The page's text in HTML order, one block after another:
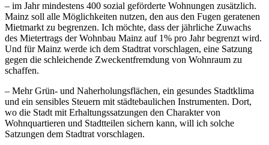
– im Jahr mindestens 400 sozial geförderte Wohnungen zusätzlich.
Mainz soll alle Möglichkeiten nutzen, den aus den Fugen geratenen
Mietmarkt zu begrenzen. Ich möchte, dass der jährliche Zuwachs
des Mietertrags der Wohnbau Mainz auf 1% pro Jahr begrenzt wird.
Und für Mainz werde ich dem Stadtrat vorschlagen, eine Satzung
gegen die schleichende Zweckentfremdung von Wohnraum zu
schaffen.
– Mehr Grün- und Naherholungsflächen, ein gesundes Stadtklima
und ein sensibles Steuern mit städtebaulichen Instrumenten. Dort,
wo die Stadt mit Erhaltungssatzungen den Charakter von
Wohnquartieren und Stadtteilen sichern kann, will ich solche
Satzungen dem Stadtrat vorschlagen.